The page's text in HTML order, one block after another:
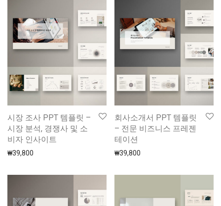
시장 조사 PPT 템플릿 –
시장 분석, 경쟁사 및 소
비자 인사이트
₩39,800
회사소개서 PPT 템플릿
– 전문 비즈니스 프레젠
테이션
₩39,800